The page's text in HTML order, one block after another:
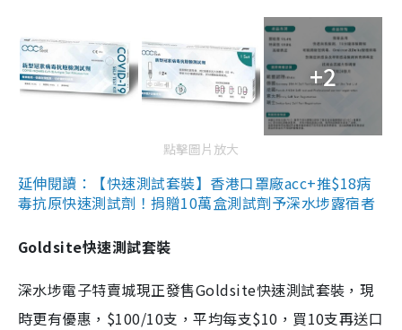
+2
點擊圖片放大
延伸閱讀：【快速測試套裝】香港口罩廠acc+推$18病
毒抗原快速測試劑！捐贈10萬盒測試劑予深水埗露宿者
Goldsite快速測試套裝
深水埗電子特賣城現正發售Goldsite快速測試套裝，現
時更有優惠，$100/10支，平均每支$10，買10支再送口